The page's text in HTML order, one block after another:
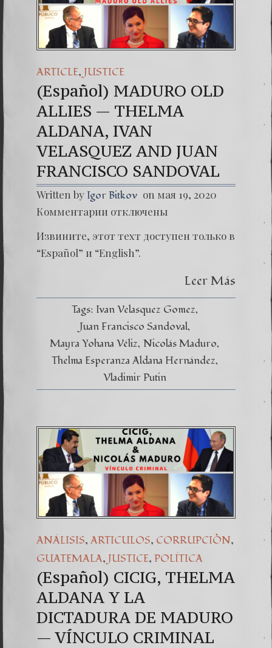
Dr.
ARTICLE, JUSTICE
(Español) MADURO OLD
ALLIES — THELMA
ALDANA, IVAN
VELASQUEZ AND JUAN
FRANCISCO SANDOVAL
Written by Igor Bitkov on мая 19, 2020
Комментарии
записи
ALLIES
отключены
Извините, этот техт доступен только в
“Español” и “English”.
Leer Más
Tags: Ivan Velasquez Gomez
Juan Francisco Sandoval
Mayra Yohana Véliz Nicolás Maduro
Thelma Esperanza Aldana Hernández
Vladimir Putin
ANÁLISIS, ARTICULOS, CORRUPCIÒN,
GUATEMALA, JUSTICE, POLÍTICA
(Español) CICIG, THELMA
ALDANA Y LA
DICTADURA DE MADURO
— VÍNCULO CRIMINAL